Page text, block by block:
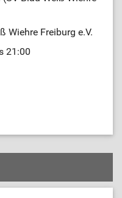
Wiehre Freiburg e.V.
21:00